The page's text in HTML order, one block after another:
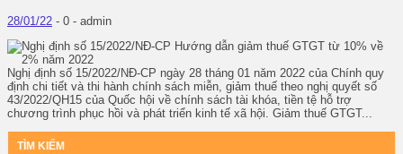
28/01/22 - 0 - admin
Nghị định số 15/2022/NĐ-CP ngày 28 tháng 01 năm 2022 của Chính quy
định chi tiết và thi hành chính sách miễn, giảm thuế theo nghị quyết số
43/2022/QH15 của Quốc hội về chính sách tài khóa, tiền tệ hỗ trợ
chương trình phục hồi và phát triển kinh tế xã hội. Giảm thuế GTGT...
TÌM KIẾM